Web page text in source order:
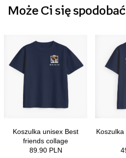
Może Ci się spodobać